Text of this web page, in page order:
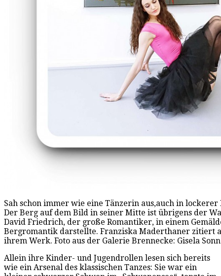
Sah schon immer wie eine Tänzerin aus,auch in lockerer
Der Berg auf dem Bild in seiner Mitte ist übrigens der
David Friedrich, der große Romantiker, in einem
Bergromantik darstellte. Franziska Maderthaner zitiert
ihrem Werk. Foto aus der Galerie Brennecke: Gisela
Allein ihre Kinder- und Jugendrollen lesen sich bereits
wie ein Arsenal des klassischen Tanzes: Sie war ein